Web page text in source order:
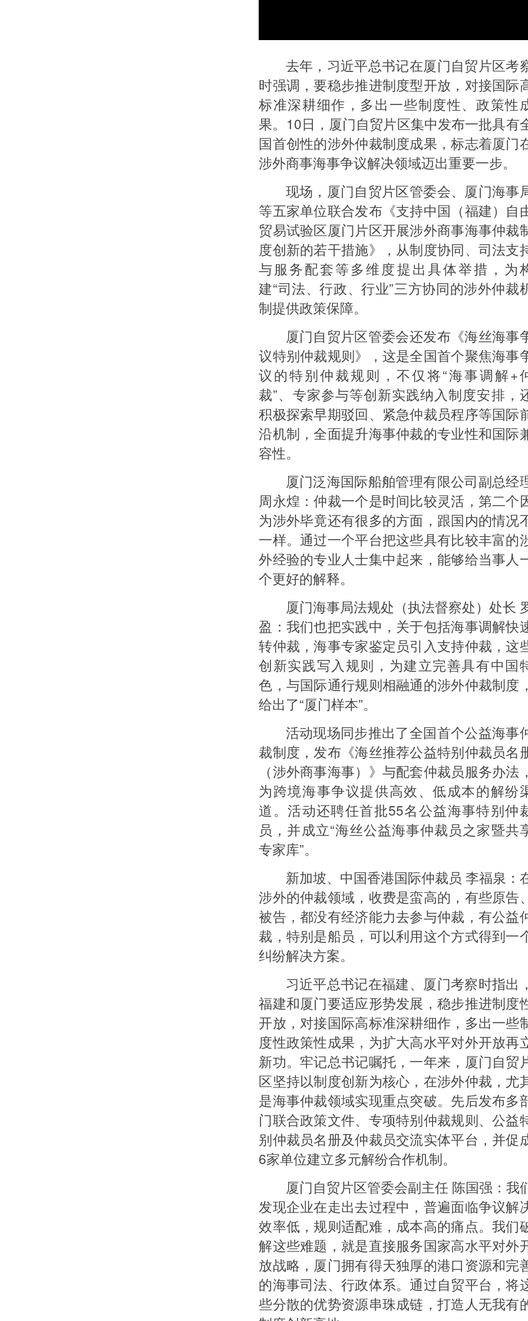
去年，习近平总书记在厦门自贸片区考
时强调，要稳步推进制度型开放，对接国际
标准深耕细作，多出一些制度性、政策性
果。10日，厦门自贸片区集中发布一批具有
国首创性的涉外仲裁制度成果，标志着厦门
涉外商事海事争议解决领域迈出重要一步。
现场，厦门自贸片区管委会、厦门海事
等五家单位联合发布《支持中国（福建）自
贸易试验区厦门片区开展涉外商事海事仲裁
度创新的若干措施》，从制度协同、司法支
与服务配套等多维度提出具体举措，为
建“司法、行政、行业”三方协同的涉外仲裁
制提供政策保障。
厦门自贸片区管委会还发布《海丝海事
议特别仲裁规则》，这是全国首个聚焦海事
议的特别仲裁规则，不仅将“海事调解+
裁”、专家参与等创新实践纳入制度安排，
积极探索早期驳回、紧急仲裁员程序等国际
沿机制，全面提升海事仲裁的专业性和国际
容性。
厦门泛海国际船舶管理有限公司副总经
周永煌：仲裁一个是时间比较灵活，第二个
为涉外毕竟还有很多的方面，跟国内的情况
一样。通过一个平台把这些具有比较丰富的
外经验的专业人士集中起来，能够给当事人
个更好的解释。
厦门海事局法规处（执法督察处）处长
盈：我们也把实践中，关于包括海事调解快
转仲裁，海事专家鉴定员引入支持仲裁，这
创新实践写入规则，为建立完善具有中国
色，与国际通行规则相融通的涉外仲裁制度，
给出了“厦门样本”。
活动现场同步推出了全国首个公益海事
裁制度，发布《海丝推荐公益特别仲裁员名
（涉外商事海事）》与配套仲裁员服务办法，
为跨境海事争议提供高效、低成本的解纷
道。活动还聘任首批55名公益海事特别仲
员，并成立“海丝公益海事仲裁员之家暨共
专家库”。
新加坡、中国香港国际仲裁员 李福泉：
涉外的仲裁领域，收费是蛮高的，有些原告、
被告，都没有经济能力去参与仲裁，有公益
裁，特别是船员，可以利用这个方式得到一
纠纷解决方案。
习近平总书记在福建、厦门考察时指出，
福建和厦门要适应形势发展，稳步推进制度
开放，对接国际高标准深耕细作，多出一些
度性政策性成果，为扩大高水平对外开放再
新功。牢记总书记嘱托，一年来，厦门自贸
区坚持以制度创新为核心，在涉外仲裁，尤
是海事仲裁领域实现重点突破。先后发布多
门联合政策文件、专项特别仲裁规则、公益
别仲裁员名册及仲裁员交流实体平台，并促
6家单位建立多元解纷合作机制。
厦门自贸片区管委会副主任 陈国强：我
发现企业在走出去过程中，普遍面临争议解
效率低，规则适配难，成本高的痛点。我们
解这些难题，就是直接服务国家高水平对外
放战略，厦门拥有得天独厚的港口资源和完
的海事司法、行政体系。通过自贸平台，将
些分散的优势资源串珠成链，打造人无我有